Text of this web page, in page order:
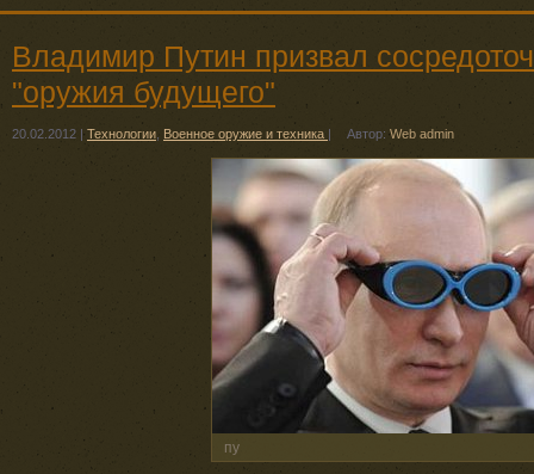
Владимир Путин призвал
"оружия будущего"
20.02.2012 |Технологии Военное оружие и техника Автор:Web admin
пу